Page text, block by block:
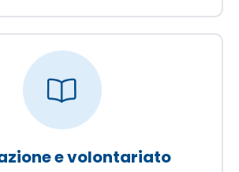
e volontariato